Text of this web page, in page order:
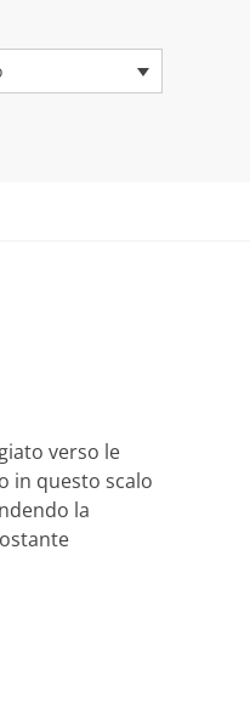
verso le
in questo scalo
la